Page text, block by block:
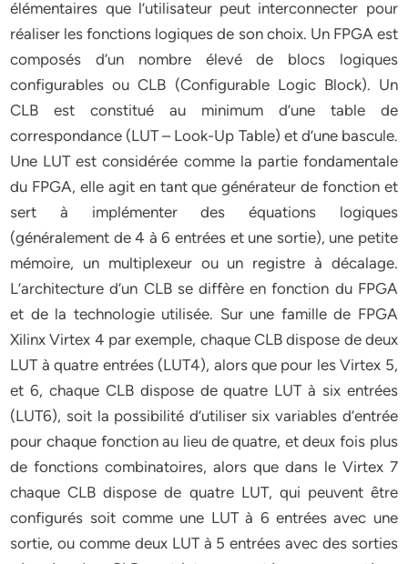
élémentaires que l’utilisateur peut interconnecter pour
réaliser les fonctions logiques de son choix. Un FPGA est
composés d’un nombre élevé de blocs logiques
configurables ou CLB (Configurable Logic Block). Un
CLB est constitué au minimum d’une table de
correspondance (LUT – Look-Up Table) et d’une bascule.
Une LUT est considérée comme la partie fondamentale
du FPGA, elle agit en tant que générateur de fonction et
sert à implémenter des équations logiques
(généralement de 4 à 6 entrées et une sortie), une petite
mémoire, un multiplexeur ou un registre à décalage.
L’architecture d’un CLB se diffère en fonction du FPGA
et de la technologie utilisée. Sur une famille de FPGA
Xilinx Virtex 4 par exemple, chaque CLB dispose de deux
LUT à quatre entrées (LUT4), alors que pour les Virtex 5,
et 6, chaque CLB dispose de quatre LUT à six entrées
(LUT6), soit la possibilité d’utiliser six variables d’entrée
pour chaque fonction au lieu de quatre, et deux fois plus
de fonctions combinatoires, alors que dans le Virtex 7
chaque CLB dispose de quatre LUT, qui peuvent être
configurés soit comme une LUT à 6 entrées avec une
sortie, ou comme deux LUT à 5 entrées avec des sorties